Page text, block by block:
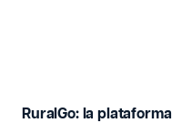
RuralGo: la plataforma